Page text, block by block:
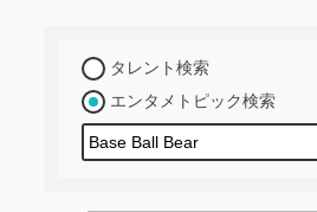
タレント検索
エンタメトピック検索